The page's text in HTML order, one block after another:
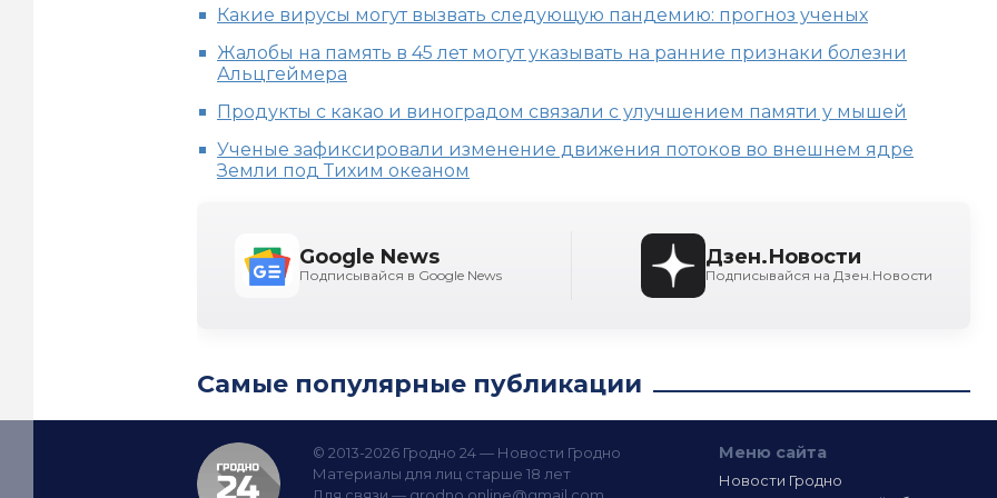
Какие вирусы могут вызвать следующую пандемию: прогноз ученых
Жалобы на память в 45 лет могут указывать на ранние признаки болезни
Альцгеймера
Продукты с какао и виноградом связали с улучшением памяти у мышей
Ученые зафиксировали изменение движения потоков во внешнем ядре
Земли под Тихим океаном
Google News
Подписывайся в Google News
Дзен.Новости
Подписывайся на Дзен.Новости
Самые популярные публикации
© 2013-2026 Гродно 24 — Новости Гродно
Материалы для лиц старше 18 лет
Меню сайта
Новости Гродно